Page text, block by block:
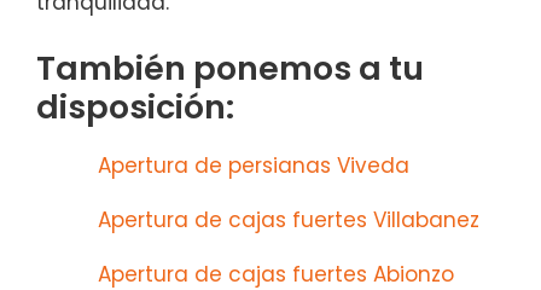
También ponemos a tu
disposición:
Apertura de persianas Viveda
Apertura de cajas fuertes Villabanez
Apertura de cajas fuertes Abionzo